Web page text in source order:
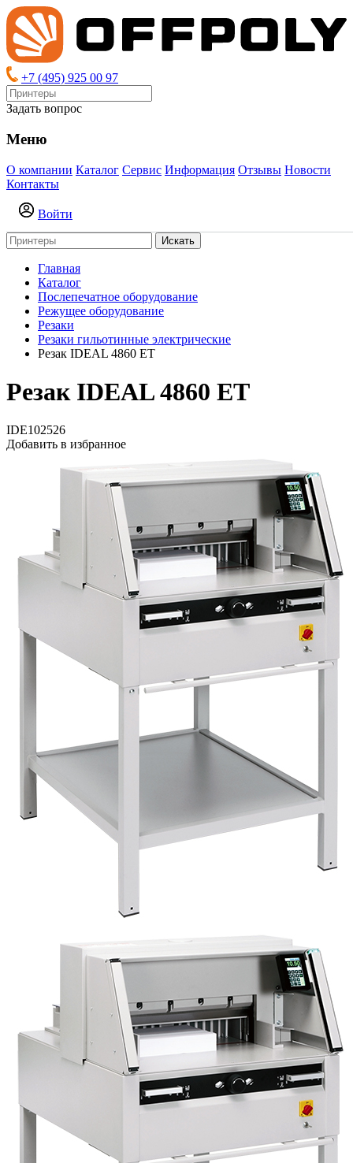
+7 (495) 925 00 97
Задать вопрос
Меню
О компании Каталог Сервис Информация Отзывы Новости
Контакты
Войти
Искать
Главная
Каталог
Послепечатное оборудование
Режущее оборудование
Резаки
Резаки гильотинные электрические
Резак IDEAL 4860 ET
Резак IDEAL 4860 ET
IDE102526
Добавить в избранное